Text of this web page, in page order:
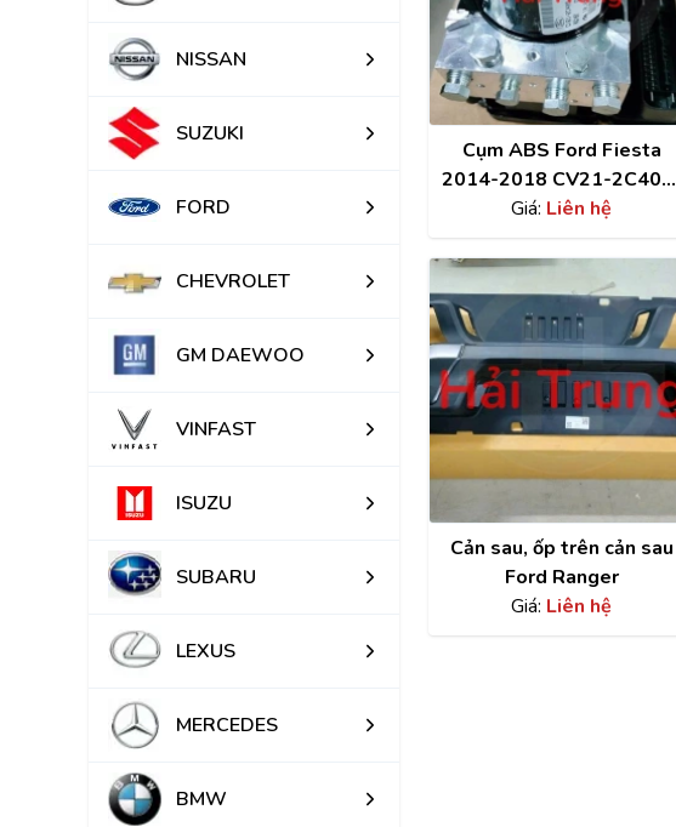
NISSAN
SUZUKI
FORD
CHEVROLET
GM DAEWOO
VINFAST
ISUZU
SUBARU
LEXUS
MERCEDES
BMW
Cụm ABS Ford Fiesta
2014-2018 CV21-2C405-
FB
Giá: Liên hệ
Cản sau, ốp trên cản sau
Ford Ranger
Giá: Liên hệ